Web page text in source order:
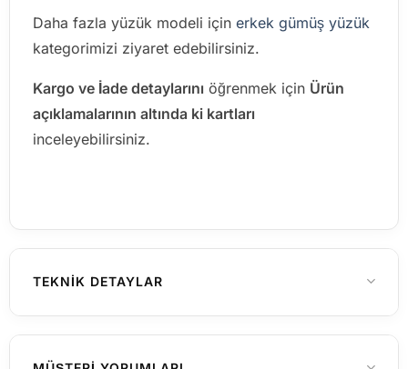
Daha fazla yüzük modeli için erkek gümüş yüzük
kategorimizi ziyaret edebilirsiniz.
Kargo ve İade detaylarını öğrenmek için Ürün
açıklamalarının altında ki kartları
inceleyebilirsiniz.
TEKNIK DETAYLAR
YÜZÜK ÖLÇÜSÜ 24, 25, 26, 27